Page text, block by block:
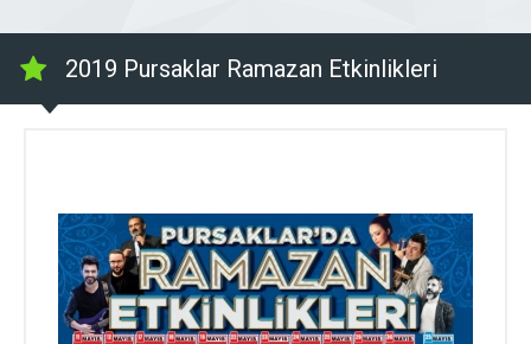
2019 Pursaklar Ramazan Etkinlikleri